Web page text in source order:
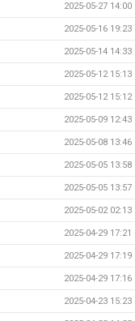
2025-05-27 14:00
2025-05-16 19:23
2025-05-14 14:33
2025-05-12 15:13
2025-05-12 15:12
2025-05-09 12:43
2025-05-08 13:46
2025-05-05 13:58
2025-05-05 13:57
2025-05-02 02:13
2025-04-29 17:21
2025-04-29 17:19
2025-04-29 17:16
2025-04-23 15:23